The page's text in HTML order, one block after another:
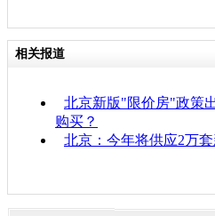
相关报道
北京新版"限价房"政策
购买？
北京：今年将供应2万